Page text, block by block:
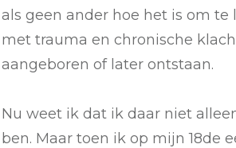
als geen ander hoe het is om te
met trauma en chronische
aangeboren of later ontstaan.
Nu weet ik dat ik daar niet
ben. Maar toen ik op mijn 18de